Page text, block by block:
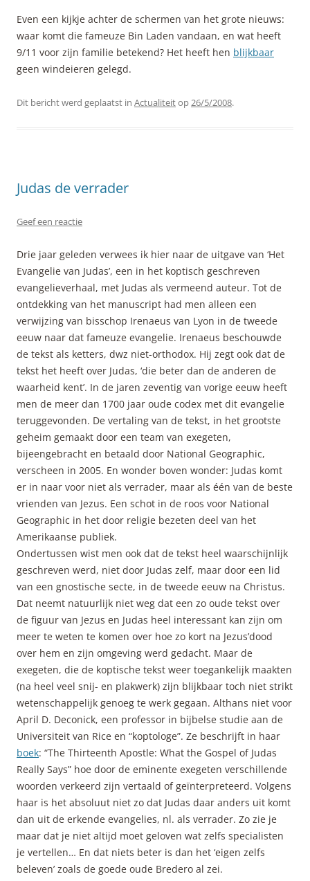
Even een kijkje achter de schermen van het grote nieuws:
waar komt die fameuze Bin Laden vandaan, en wat heeft
9/11 voor zijn familie betekend? Het heeft hen blijkbaar
geen windeieren gelegd.
Dit bericht werd geplaatst in Actualiteitop26/5/2008.
Judas de verrader
Geef een reactie
Drie jaar geleden verwees ik hier naar de uitgave van ‘Het
Evangelie van Judas’, een in het koptisch geschreven
evangelieverhaal, met Judas als vermeend auteur. Tot de
ontdekking van het manuscript had men alleen een
verwijzing van bisschop Irenaeus van Lyon in de tweede
eeuw naar dat fameuze evangelie. Irenaeus beschouwde
de tekst als ketters, dwz niet-orthodox. Hij zegt ook dat de
tekst het heeft over Judas, ‘die beter dan de anderen de
waarheid kent’. In de jaren zeventig van vorige eeuw heeft
men de meer dan 1700 jaar oude codex met dit evangelie
teruggevonden. De vertaling van de tekst, in het grootste
geheim gemaakt door een team van exegeten,
bijeengebracht en betaald door National Geographic,
verscheen in 2005. En wonder boven wonder: Judas komt
er in naar voor niet als verrader, maar als één van de beste
vrienden van Jezus. Een schot in de roos voor National
Geographic in het door religie bezeten deel van het
Amerikaanse publiek.
Ondertussen wist men ook dat de tekst heel waarschijnlijk
geschreven werd, niet door Judas zelf, maar door een lid
van een gnostische secte, in de tweede eeuw na Christus.
Dat neemt natuurlijk niet weg dat een zo oude tekst over
de figuur van Jezus en Judas heel interessant kan zijn om
meer te weten te komen over hoe zo kort na Jezus’dood
over hem en zijn omgeving werd gedacht. Maar de
exegeten, die de koptische tekst weer toegankelijk maakten
(na heel veel snij- en plakwerk) zijn blijkbaar toch niet strikt
wetenschappelijk genoeg te werk gegaan. Althans niet voor
April D. Deconick, een professor in bijbelse studie aan de
Universiteit van Rice en “koptologe”. Ze beschrijft in haar
boek: “The Thirteenth Apostle: What the Gospel of Judas
Really Says” hoe door de eminente exegeten verschillende
woorden verkeerd zijn vertaald of geïnterpreteerd. Volgens
haar is het absoluut niet zo dat Judas daar anders uit komt
dan uit de erkende evangelies, nl. als verrader. Zo zie je
maar dat je niet altijd moet geloven wat zelfs specialisten
je vertellen… En dat niets beter is dan het ‘eigen zelfs
beleven’ zoals de goede oude Bredero al zei.